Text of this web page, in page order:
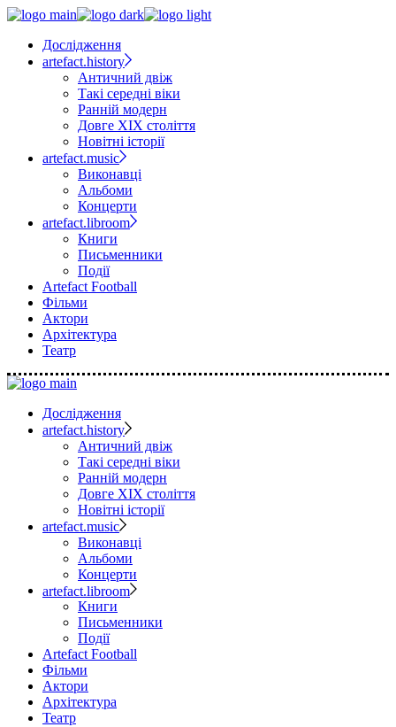
Skip
content
Дослідження
artefact.history
Античний двіж
Такі середні віки
Ранній модерн
Довге ХІХ століття
Новітні історії
artefact.music
Виконавці
Альбоми
Концерти
artefact.libroom
Книги
Письменники
Події
Artefact Football
Фільми
Актори
Архітектура
Театр
Дослідження
artefact.history
Античний двіж
Такі середні віки
Ранній модерн
Довге ХІХ століття
Новітні історії
artefact.music
Виконавці
Альбоми
Концерти
artefact.libroom
Книги
Письменники
Події
Artefact Football
Фільми
Актори
Архітектура
Театр